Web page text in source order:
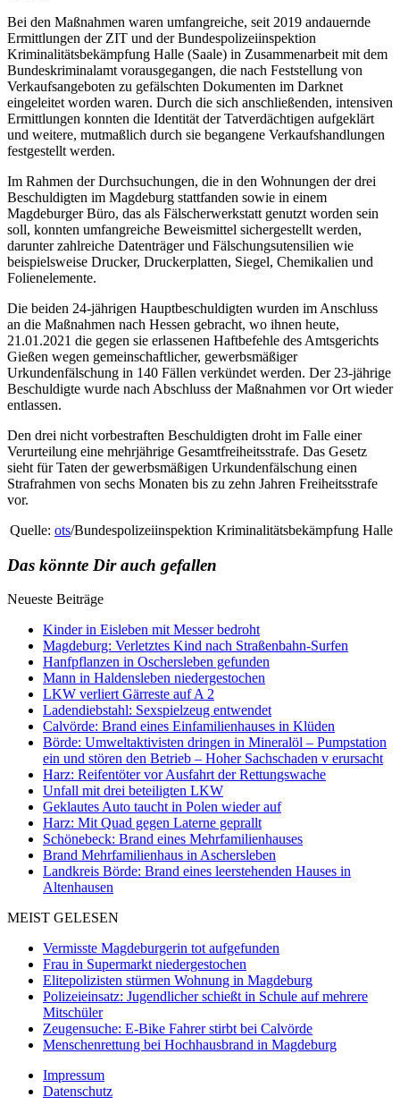
Bei den Maßnahmen waren umfangreiche, seit 2019 andauernde
Ermittlungen der ZIT und der Bundespolizeiinspektion
Kriminalitätsbekämpfung Halle (Saale) in Zusammenarbeit mit dem
Bundeskriminalamt vorausgegangen, die nach Feststellung von
Verkaufsangeboten zu gefälschten Dokumenten im Darknet
eingeleitet worden waren. Durch die sich anschließenden, intensiven
Ermittlungen konnten die Identität der Tatverdächtigen aufgeklärt
und weitere, mutmaßlich durch sie begangene Verkaufshandlungen
festgestellt werden.
Im Rahmen der Durchsuchungen, die in den Wohnungen der drei
Beschuldigten im Magdeburg stattfanden sowie in einem
Magdeburger Büro, das als Fälscherwerkstatt genutzt worden sein
soll, konnten umfangreiche Beweismittel sichergestellt werden,
darunter zahlreiche Datenträger und Fälschungsutensilien wie
beispielsweise Drucker, Druckerplatten, Siegel, Chemikalien und
Folienelemente.
Die beiden 24-jährigen Hauptbeschuldigten wurden im Anschluss
an die Maßnahmen nach Hessen gebracht, wo ihnen heute,
21.01.2021 die gegen sie erlassenen Haftbefehle des Amtsgerichts
Gießen wegen gemeinschaftlicher, gewerbsmäßiger
Urkundenfälschung in 140 Fällen verkündet werden. Der 23-jährige
Beschuldigte wurde nach Abschluss der Maßnahmen vor Ort wieder
entlassen.
Den drei nicht vorbestraften Beschuldigten droht im Falle einer
Verurteilung eine mehrjährige Gesamtfreiheitsstrafe. Das Gesetz
sieht für Taten der gewerbsmäßigen Urkundenfälschung einen
Strafrahmen von sechs Monaten bis zu zehn Jahren Freiheitsstrafe
vor.
Quelle: ots/Bundespolizeiinspektion Kriminalitätsbekämpfung Halle
Das könnte Dir auch gefallen
Neueste Beiträge
Kinder in Eisleben mit Messer bedroht
Magdeburg: Verletztes Kind nach Straßenbahn-Surfen
Hanfpflanzen in Oschersleben gefunden
Mann in Haldensleben niedergestochen
LKW verliert Gärreste auf A 2
Ladendiebstahl: Sexspielzeug entwendet
Calvörde: Brand eines Einfamilienhauses in Klüden
Börde: Umweltaktivisten dringen in Mineralöl – Pumpstation
ein und stören den Betrieb – Hoher Sachschaden v erursacht
Harz: Reifentöter vor Ausfahrt der Rettungswache
Unfall mit drei beteiligten LKW
Geklautes Auto taucht in Polen wieder auf
Harz: Mit Quad gegen Laterne geprallt
Schönebeck: Brand eines Mehrfamilienhauses
Brand Mehrfamilienhaus in Aschersleben
Landkreis Börde: Brand eines leerstehenden Hauses in
Altenhausen
MEIST GELESEN
Vermisste Magdeburgerin tot aufgefunden
Frau in Supermarkt niedergestochen
Elitepolizisten stürmen Wohnung in Magdeburg
Polizeieinsatz: Jugendlicher schießt in Schule auf mehrere
Mitschüler
Zeugensuche: E-Bike Fahrer stirbt bei Calvörde
Menschenrettung bei Hochhausbrand in Magdeburg
Impressum
Datenschutz